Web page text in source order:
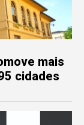
mais
cidades